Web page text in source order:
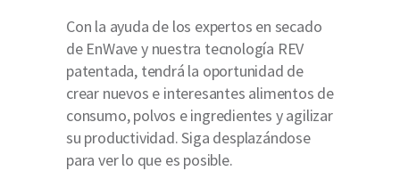
Con la ayuda de los expertos en secado
de EnWave y nuestra tecnología REV
patentada, tendrá la oportunidad de
crear nuevos e interesantes alimentos de
consumo, polvos e ingredientes y agilizar
su productividad. Siga desplazándose
para ver lo que es posible.